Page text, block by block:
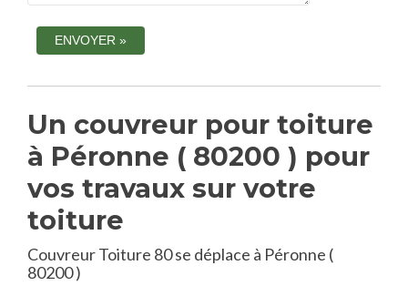
Un couvreur pour toiture
à Péronne ( 80200 ) pour
vos travaux sur votre
toiture
Couvreur Toiture 80 se déplace à Péronne (
80200 )